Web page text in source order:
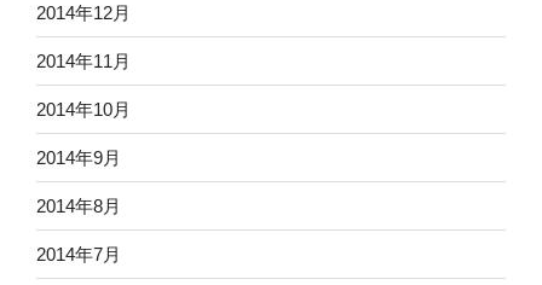
2014年12月
2014年11月
2014年10月
2014年9月
2014年8月
2014年7月